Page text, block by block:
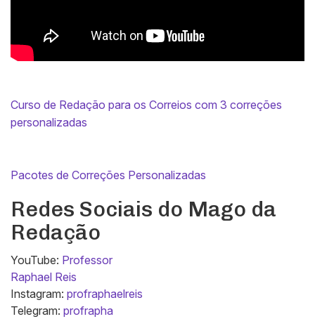
Curso de Redação para os Correios com 3 correções
personalizadas
Pacotes de Correções Personalizadas
Redes Sociais do Mago da
Redação
YouTube: Professor
Raphael Reis
Instagram: profraphaelreis
Telegram: profrapha